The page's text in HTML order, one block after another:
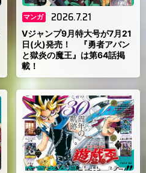
マンガ 2026.7.21
Vジャンプ9月特大号が7月21
日(火)発売！ 『勇者アバン
と獄炎の魔王』は第64話掲
載！